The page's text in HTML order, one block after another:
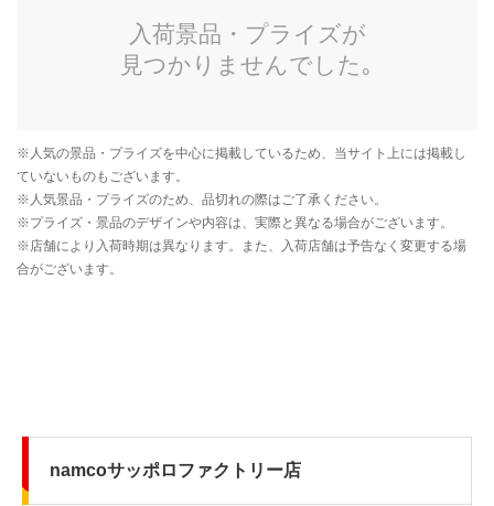
namcoサッポロファクトリー店